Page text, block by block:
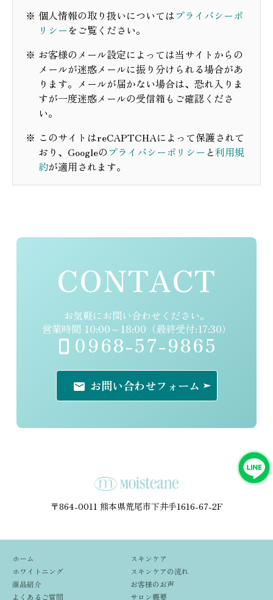
個人情報の取り扱いについてはプライバシーポ
リシーをご覧ください。
お客様のメール設定によっては当サイトからの
メールが迷惑メールに振り分けられる場合があ
ります。メールが届かない場合は、恐れ入りま
すが一度迷惑メールの受信箱もご確認くださ
い。
このサイトはreCAPTCHAによって保護されて
おり、Googleのプライバシーポリシー と利用規
約が適用されます。
Alternative:
CONTACT
お気軽にお問い合わせください。
営業時間 10:00～18:00（最終受付:17:30）
0968-57-9865
お問い合わせフォーム
〒864-0011 熊本県荒尾市下井手1616-67-2F
ホーム
スキンケア
ホワイトニング
スキンケアの流れ
商品紹介
お客様のお声
よくあるご質問
サロン概要